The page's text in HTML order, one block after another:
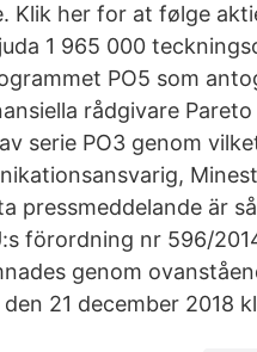
Klik her for at følge
1 965 000
PO5 som
rådgivare
serie PO3 genom
pressmeddelande är
förordning nr 596/
genom
21 december 2018